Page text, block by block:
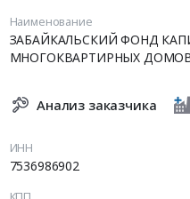
Наименование
ЗАБАЙКАЛЬСКИЙ ФОНД
МНОГОКВАРТИРНЫХ
Анализ заказчика
ИНН
7536986902